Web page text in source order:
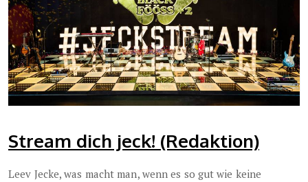
Stream dich jeck! (Redaktion)
Leev Jecke, was macht man, wenn es so gut wie keine